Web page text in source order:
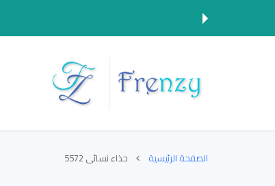
الصفحة الرئيسية حذاء نسائي 5572